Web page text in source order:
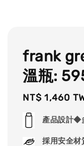
frank
溫瓶:
Regular
price
NT$ 1,460
產品設計◆
採用安全